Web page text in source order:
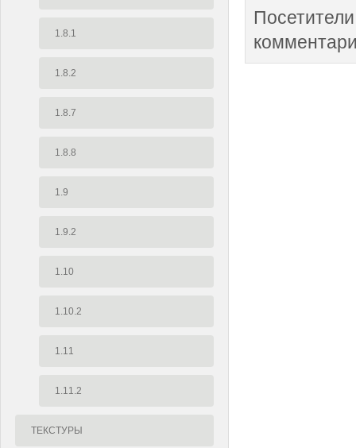
1.8.1
1.8.2
1.8.7
1.8.8
1.9
1.9.2
1.10
1.10.2
1.11
1.11.2
ТЕКСТУРЫ